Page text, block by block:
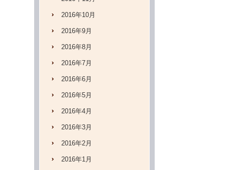
2016年10月
2016年9月
2016年8月
2016年7月
2016年6月
2016年5月
2016年4月
2016年3月
2016年2月
2016年1月